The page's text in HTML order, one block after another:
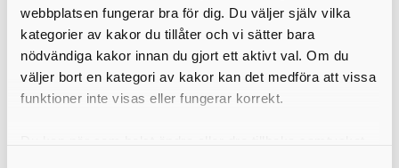
webbplatsen fungerar bra för dig. Du väljer själv vilka
kategorier av kakor du tillåter och vi sätter bara
nödvändiga kakor innan du gjort ett aktivt val. Om du
väljer bort en kategori av kakor kan det medföra att vissa
funktioner inte visas eller fungerar korrekt.